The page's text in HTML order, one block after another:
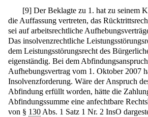
[9] Der Beklagte zu 1. hat zu seinem
die Auffassung vertreten, das
sei auf arbeitsrechtliche
Das insolvenzrechtliche
dem Leistungsstörungsrecht des
eigenständig. Bei dem
Aufhebungsvertrag vom 1. Oktober 2007
Insolvenzforderung. Wäre der Anspruch
Abfindung erfüllt worden, hätte die
Abfindungssumme eine anfechtbare
von § 130 Abs. 1 Satz 1 Nr. 2 InsO